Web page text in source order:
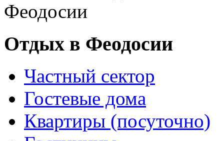
Феодосии
Отдых в Феодосии
Частный сектор
Гостевые дома
Квартиры (посуточно)